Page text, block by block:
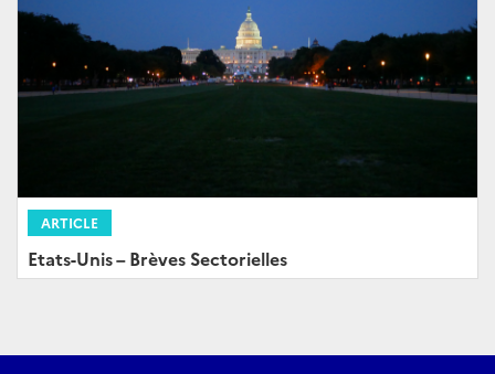
ARTICLE
Etats-Unis – Brèves Sectorielles